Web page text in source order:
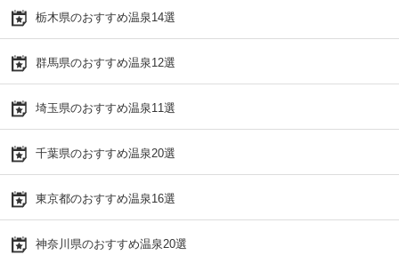
栃木県のおすすめ温泉14選
群馬県のおすすめ温泉12選
埼玉県のおすすめ温泉11選
千葉県のおすすめ温泉20選
東京都のおすすめ温泉16選
神奈川県のおすすめ温泉20選